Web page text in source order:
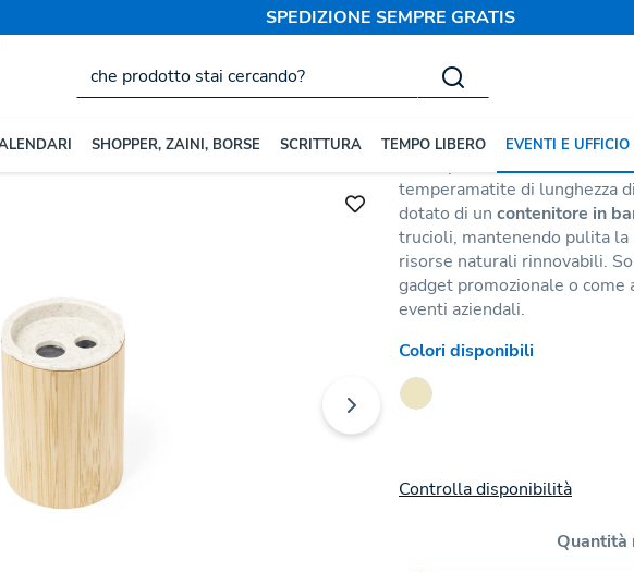
SPEDIZIONE SEMPRE GRATIS
SHOPPER, ZAINI, BORSE SCRITTURA TEMPO LIBERO EVENTI E UFFICIO
Altri Articoli da Scrivania
Temperino
Il Temperino Dilaver è
temperamatite di lunghezza
dotato di un contenitore in
trucioli, mantenendo pulita la
risorse naturali rinnovabili.
gadget promozionale o come
eventi aziendali.
Colori disponibili
Controlla disponibilità
Quantità